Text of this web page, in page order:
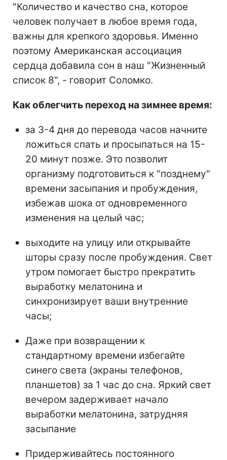
"Количество и качество сна, которое
человек получает в любое время года,
важны для крепкого здоровья. Именно
поэтому Американская ассоциация
сердца добавила сон в наш "Жизненный
список 8", - говорит Соломко.
Как облегчить переход на зимнее время:
за 3-4 дня до перевода часов начните
ложиться спать и просыпаться на 15-
20 минут позже. Это позволит
организму подготовиться к "позднему"
времени засыпания и пробуждения,
избежав шока от одновременного
изменения на целый час;
выходите на улицу или открывайте
шторы сразу после пробуждения. Свет
утром помогает быстро прекратить
выработку мелатонина и
синхронизирует ваши внутренние
часы;
Даже при возвращении к
стандартному времени избегайте
синего света (экраны телефонов,
планшетов) за 1 час до сна. Яркий свет
вечером задерживает начало
выработки мелатонина, затрудняя
засыпание
Придерживайтесь постоянного